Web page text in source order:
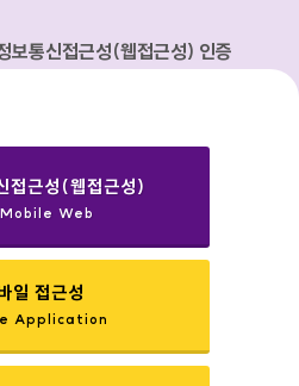
보통신접근성(웹접근성) 인증
접근성(웹접근성)
Web
일 접근성
Application